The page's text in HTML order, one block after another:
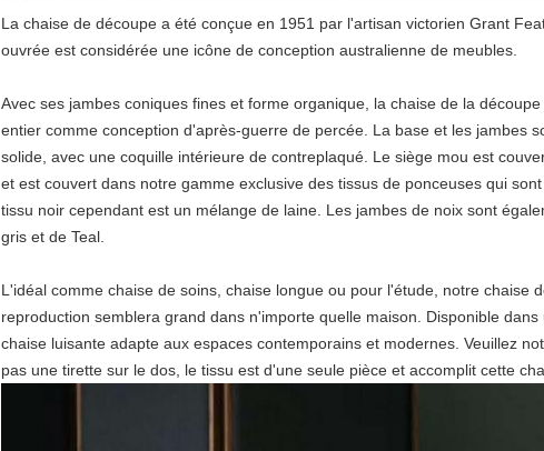
La chaise de découpe a été conçue en 1951 par l'artisan victorien Grant
ouvrée est considérée une icône de conception australienne de meubles.
Avec ses jambes coniques fines et forme organique, la chaise de la
entier comme conception d'après-guerre de percée. La base et les jambes
solide, avec une coquille intérieure de contreplaqué. Le siège mou est
et est couvert dans notre gamme exclusive des tissus de ponceuses qui
tissu noir cependant est un mélange de laine. Les jambes de noix sont
gris et de Teal.
L'idéal comme chaise de soins, chaise longue ou pour l'étude, notre chaise
reproduction semblera grand dans n'importe quelle maison. Disponible
chaise luisante adapte aux espaces contemporains et modernes. Veuillez
pas une tirette sur le dos, le tissu est d'une seule pièce et accomplit cette